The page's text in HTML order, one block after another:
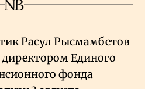
Расул Рысмамбетов
Единого
фонда